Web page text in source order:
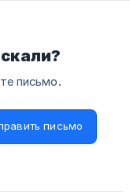
письмо.
письмо